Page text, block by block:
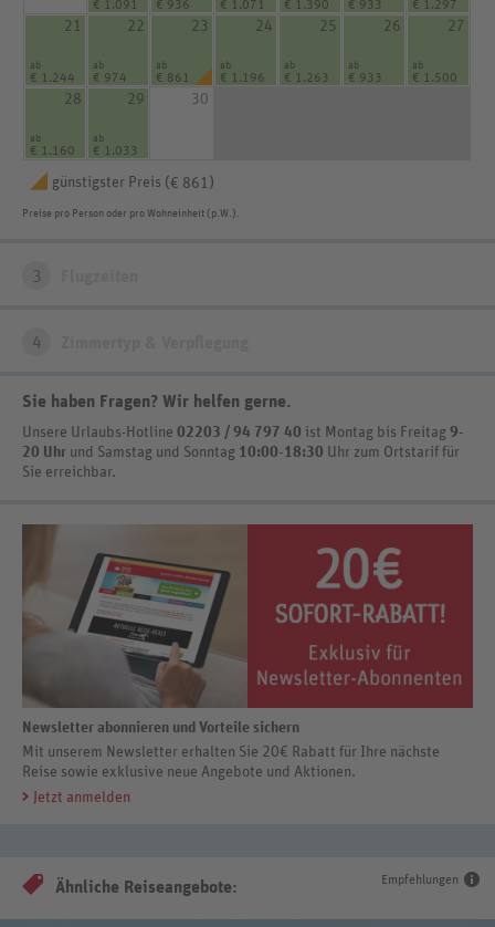
€ 1.091 € 936 € 1.071 € 1.390 € 933 € 1.297
21
ab
€ 1.244
22
ab
€ 974
23
ab
€ 861
24
ab
€ 1.196
25
ab
€ 1.263
26
ab
€ 933
27
ab
€ 1.500
28
ab
€ 1.160
29
ab
€ 1.033
30
günstigster Preis (€ 861 )
Preise pro Person oder pro Wohneinheit (p.W.).
3
4
Sie haben Fragen? Wir helfen gerne.
Unsere Urlaubs-Hotline 02203 / 94 797 40 ist Montag bis Freitag 9-
20 Uhr und Samstag und Sonntag 10:00-18:30 Uhr zum Ortstarif für
Sie erreichbar.
Newsletter abonnieren und Vorteile sichern
Mit unserem Newsletter erhalten Sie 20€ Rabatt für Ihre nächste
Reise sowie exklusive neue Angebote und Aktionen.
Jetzt anmelden
Empfehlungen
Ähnliche Reiseangebote: